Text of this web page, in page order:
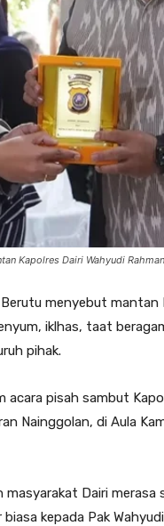
Kapolres Dairi Wahyudi Rahman
menyebut mantan
iklhas, taat
pihak.
acara pisah sambut
Nainggolan, di Aula
masyarakat Dairi
kepada Pak